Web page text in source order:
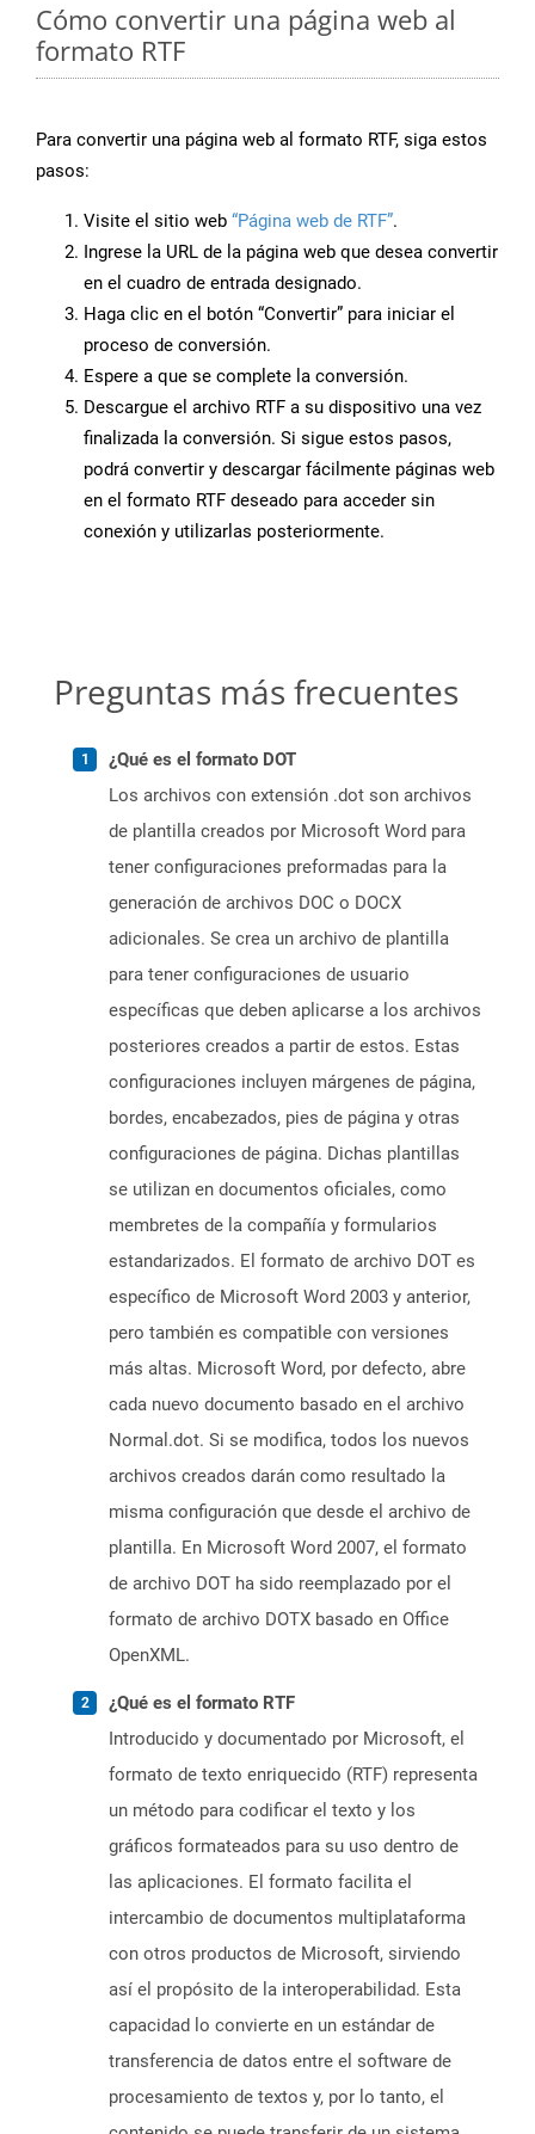
Cómo convertir una página web al
formato RTF
Para convertir una página web al formato RTF, siga estos
pasos:
Visite el sitio web “Página web de RTF”.
Ingrese la URL de la página web que desea convertir
en el cuadro de entrada designado.
Haga clic en el botón “Convertir” para iniciar el
proceso de conversión.
Espere a que se complete la conversión.
Descargue el archivo RTF a su dispositivo una vez
finalizada la conversión. Si sigue estos pasos,
podrá convertir y descargar fácilmente páginas web
en el formato RTF deseado para acceder sin
conexión y utilizarlas posteriormente.
Preguntas más frecuentes
¿Qué es el formato DOT
Los archivos con extensión .dot son archivos
de plantilla creados por Microsoft Word para
tener configuraciones preformadas para la
generación de archivos DOC o DOCX
adicionales. Se crea un archivo de plantilla
para tener configuraciones de usuario
específicas que deben aplicarse a los archivos
posteriores creados a partir de estos. Estas
configuraciones incluyen márgenes de página,
bordes, encabezados, pies de página y otras
configuraciones de página. Dichas plantillas
se utilizan en documentos oficiales, como
membretes de la compañía y formularios
estandarizados. El formato de archivo DOT es
específico de Microsoft Word 2003 y anterior,
pero también es compatible con versiones
más altas. Microsoft Word, por defecto, abre
cada nuevo documento basado en el archivo
Normal.dot. Si se modifica, todos los nuevos
archivos creados darán como resultado la
misma configuración que desde el archivo de
plantilla. En Microsoft Word 2007, el formato
de archivo DOT ha sido reemplazado por el
formato de archivo DOTX basado en Office
OpenXML.
¿Qué es el formato RTF
Introducido y documentado por Microsoft, el
formato de texto enriquecido (RTF) representa
un método para codificar el texto y los
gráficos formateados para su uso dentro de
las aplicaciones. El formato facilita el
intercambio de documentos multiplataforma
con otros productos de Microsoft, sirviendo
así el propósito de la interoperabilidad. Esta
capacidad lo convierte en un estándar de
transferencia de datos entre el software de
procesamiento de textos y, por lo tanto, el